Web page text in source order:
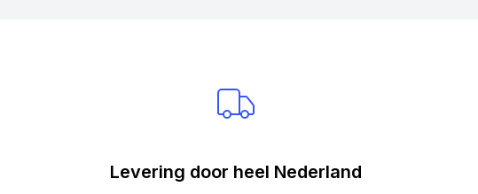
Levering door heel Nederland